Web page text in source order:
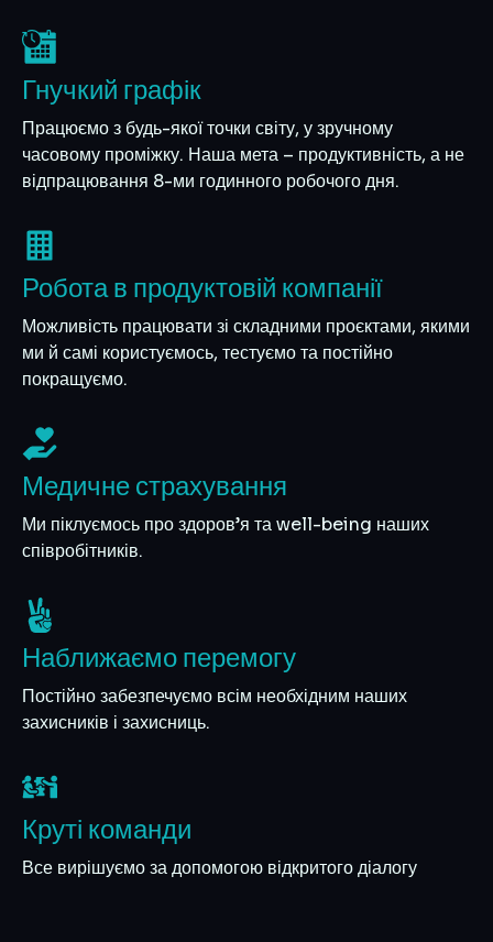
Гнучкий графік
Працюємо з будь-якої точки світу, у зручному
часовому проміжку. Наша мета – продуктивність, а не
відпрацювання 8-ми годинного робочого дня.
Робота в продуктовій компанії
Можливість працювати зі складними проєктами, якими
ми й самі користуємось, тестуємо та постійно
покращуємо.
Медичне страхування
Ми піклуємось про здоров’я та well-being наших
співробітників.
Наближаємо перемогу
Постійно забезпечуємо всім необхідним наших
захисників і захисниць.
Круті команди
Все вирішуємо за допомогою відкритого діалогу